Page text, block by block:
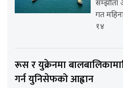
सम्झौता
गत
१४
रूस र युक्रेनमा
गर्न युनिसेफको आह्वान